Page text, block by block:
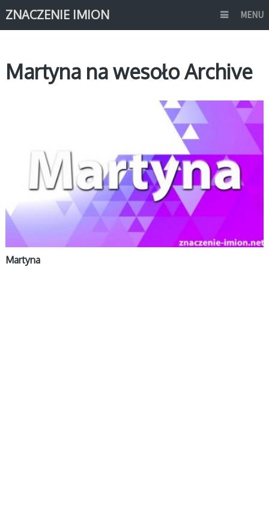
ZNACZENIE IMION MENU
Martyna na wesoło Archive
Martyna